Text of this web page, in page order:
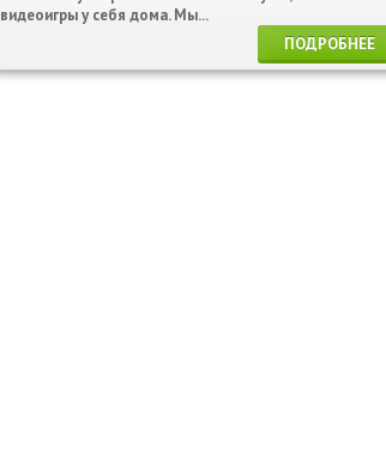
видеоигры у себя дома. Мы...
ПОДРОБНЕЕ